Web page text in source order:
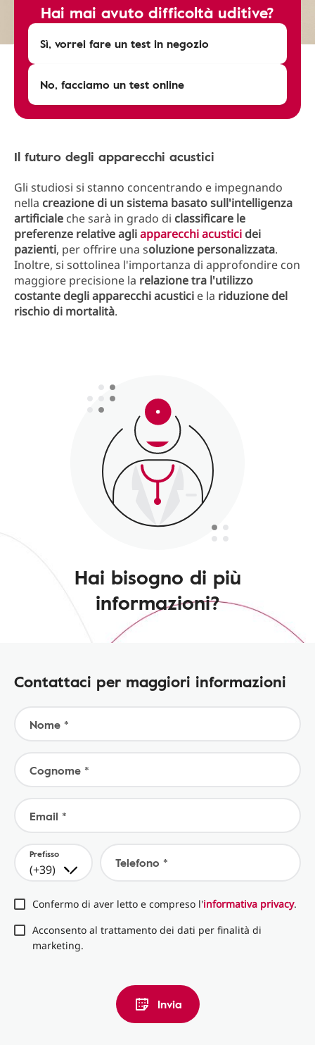
Hai mai avuto difficoltà uditive?
Sì, vorrei fare un test in negozio
No, facciamo un test online
Il futuro degli apparecchi acustici
Gli studiosi si stanno concentrando e impegnando
nella creazione di un sistema basato sull'intelligenza
artificiale che sarà in grado di classificare le
preferenze relative agliapparecchi acustici dei
pazienti, per offrire una soluzione personalizzata.
Inoltre, si sottolinea l'importanza di approfondire con
maggiore precisione la relazione tra l'utilizzo
costante degli apparecchi acustici e la riduzione del
rischio di mortalità.
Hai bisogno di più
informazioni?
Contattaci per maggiori informazioni
Nome *
Cognome *
Email *
Prefisso
(+39) Telefono *
Confermo di aver letto e compreso l'informativa privacy.
Acconsento al trattamento dei dati per finalità di
marketing.
Invia